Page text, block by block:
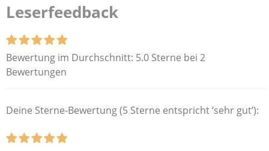
Leserfeedback
Bewertung im Durchschnitt: 5.0 Sterne bei 2
Bewertungen
Deine Sterne-Bewertung (5 Sterne entspricht ‘sehr gut’):